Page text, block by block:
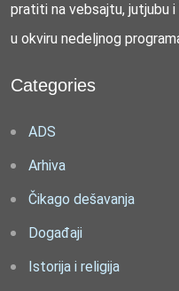
pratiti na vebsajtu, jutjubu
u okviru nedeljnog
Categories
ADS
Arhiva
Čikago dešavanja
Događaji
Istorija i religija